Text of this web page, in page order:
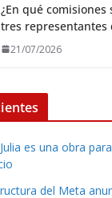
¿En qué
tres representantes
21/07/2026
es una obra
del Meta